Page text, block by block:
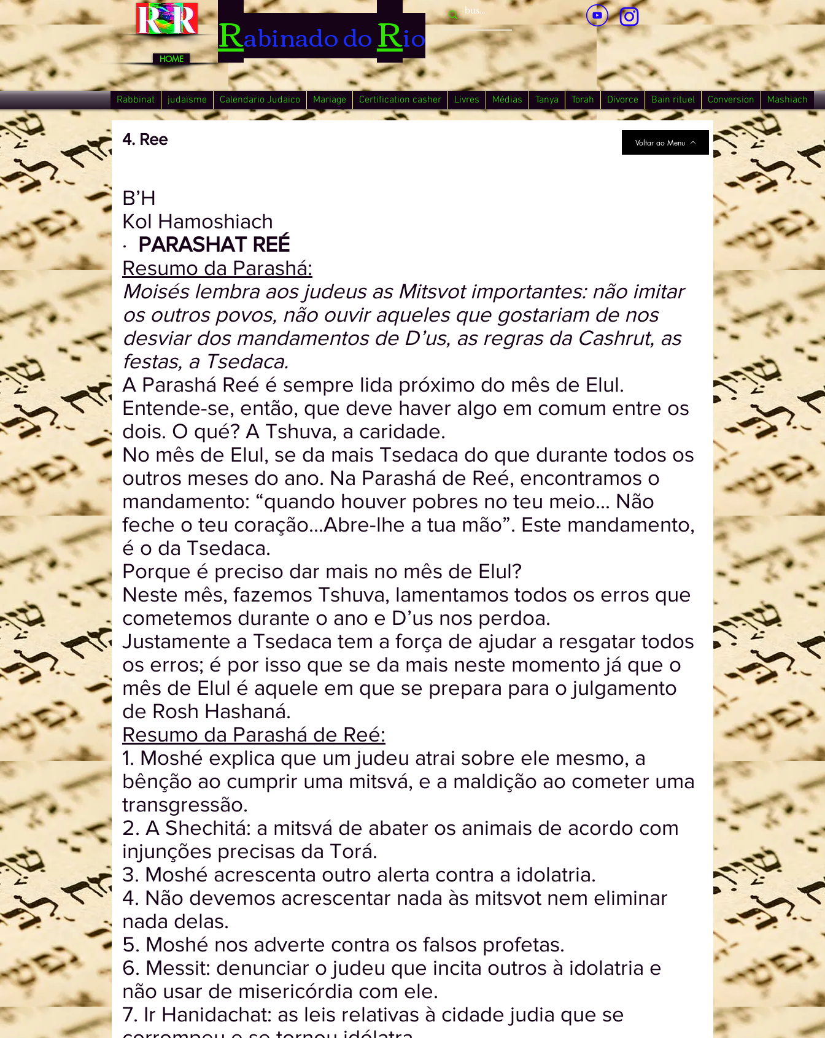
HOME Rabinado doRio
Rabbinat judaïsme Calendario Judaico Mariage Certification casher Livres Médias Tanya Torah Divorce Bain rituel Conversion Mashiach
4. Ree Voltar ao Menu
B’H
Kol Hamoshiach
· PARASHAT REÉ
Resumo da Parashá:
Moisés lembra aos judeus as Mitsvot importantes: não imitar
os outros povos, não ouvir aqueles que gostariam de nos
desviar dos mandamentos de D’us, as regras da Cashrut, as
festas, a Tsedaca.
A Parashá Reé é sempre lida próximo do mês de Elul.
Entende-se, então, que deve haver algo em comum entre os
dois. O qué? A Tshuva, a caridade.
No mês de Elul, se da mais Tsedaca do que durante todos os
outros meses do ano. Na Parashá de Reé, encontramos o
mandamento: “quando houver pobres no teu meio... Não
feche o teu coração...Abre-lhe a tua mão”. Este mandamento,
é o da Tsedaca.
Porque é preciso dar mais no mês de Elul?
Neste mês, fazemos Tshuva, lamentamos todos os erros que
cometemos durante o ano e D’us nos perdoa.
Justamente a Tsedaca tem a força de ajudar a resgatar todos
os erros; é por isso que se da mais neste momento já que o
mês de Elul é aquele em que se prepara para o julgamento
de Rosh Hashaná.
Resumo da Parashá de Reé:
1. Moshé explica que um judeu atrai sobre ele mesmo, a
bênção ao cumprir uma mitsvá, e a maldição ao cometer uma
transgressão.
2. A Shechitá: a mitsvá de abater os animais de acordo com
injunções precisas da Torá.
3. Moshé acrescenta outro alerta contra a idolatria.
4. Não devemos acrescentar nada às mitsvot nem eliminar
nada delas.
5. Moshé nos adverte contra os falsos profetas.
6. Messit: denunciar o judeu que incita outros à idolatria e
não usar de misericórdia com ele.
7. Ir Hanidachat: as leis relativas à cidade judia que se